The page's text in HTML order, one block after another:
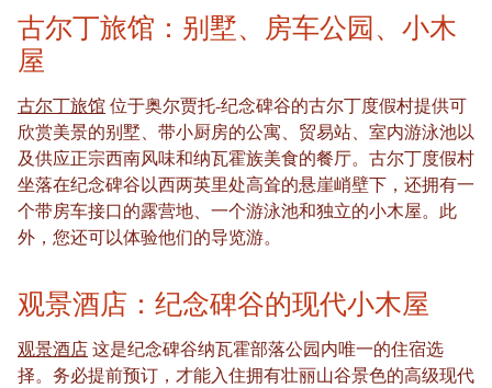
古尔丁旅馆：别墅、房车公园、小木
屋
古尔丁旅馆 位于奥尔贾托-纪念碑谷的古尔丁度假村提供可
欣赏美景的别墅、带小厨房的公寓、贸易站、室内游泳池以
及供应正宗西南风味和纳瓦霍族美食的餐厅。古尔丁度假村
坐落在纪念碑谷以西两英里处高耸的悬崖峭壁下，还拥有一
个带房车接口的露营地、一个游泳池和独立的小木屋。此
外，您还可以体验他们的导览游。
观景酒店：纪念碑谷的现代小木屋
观景酒店 这是纪念碑谷纳瓦霍部落公园内唯一的住宿选
择。务必提前预订，才能入住拥有壮丽山谷景色的高级现代